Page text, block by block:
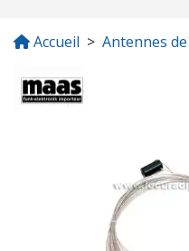
Accueil Antennes